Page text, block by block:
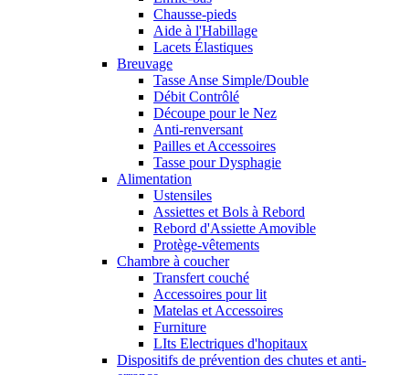
Chausse-pieds
Aide à l'Habillage
Lacets Élastiques
Breuvage
Tasse Anse Simple/Double
Débit Contrôlé
Découpe pour le Nez
Anti-renversant
Pailles et Accessoires
Tasse pour Dysphagie
Alimentation
Ustensiles
Assiettes et Bols à Rebord
Rebord d'Assiette Amovible
Protège-vêtements
Chambre à coucher
Transfert couché
Accessoires pour lit
Matelas et Accessoires
Furniture
LIts Electriques d'hopitaux
Dispositifs de prévention des chutes et anti-